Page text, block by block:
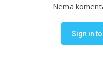
Nema
Sign in